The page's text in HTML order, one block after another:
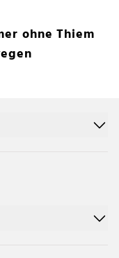
ohne Thiem